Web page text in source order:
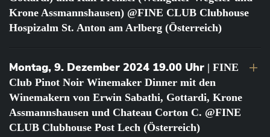
Krone Assmannshausen) @FINE CLUB Clubhouse
Hospizalm St. Anton am Arlberg (Österreich)
Montag, 9. Dezember 2024 19.00 Uhr | FINE
Club Pinot Noir Winemaker Dinner mit den
Winemakern von Erwin Sabathi, Gottardi, Krone
Assmannshausen und Chateau Corton C. @FINE
CLUB Clubhouse Post Lech (Österreich)